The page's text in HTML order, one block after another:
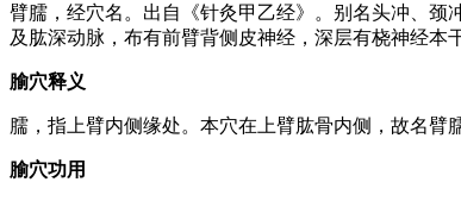
臂臑，经穴名。出自《针灸甲乙经》。别名头冲、
及肱深动脉，布有前臂背侧皮神经，深层有桡神经本
腧穴释义
臑，指上臂内侧缘处。本穴在上臂肱骨内侧，故名臂臑
腧穴功用